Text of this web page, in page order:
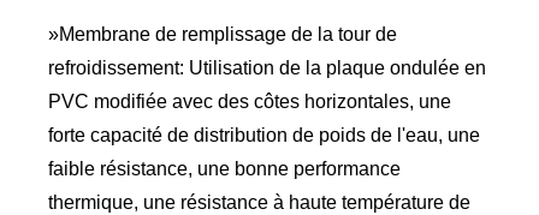
»Membrane de remplissage de la tour de
refroidissement: Utilisation de la plaque ondulée en
PVC modifiée avec des côtes horizontales, une
forte capacité de distribution de poids de l'eau, une
faible résistance, une bonne performance
thermique, une résistance à haute température de